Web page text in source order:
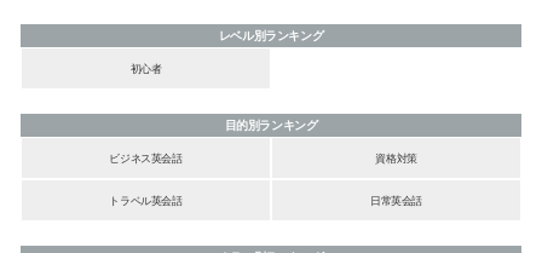
レベル別ランキング
初心者
目的別ランキング
ビジネス英会話
資格対策
トラベル英会話 日常英会話